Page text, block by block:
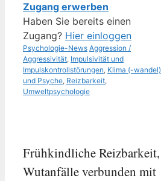
Zugang erwerben
Haben Sie bereits einen
Zugang? Hier einloggen
Kategorien
Psychologie-News Schlagwörter
Aggression /
Aggressivität, Impulsivität und
Impulskontrollstörungen, Klima (-wandel)
und Psyche, Reizbarkeit,
Umweltpsychologie
Frühkindliche Reizbarkeit,
Wutanfälle verbunden mit